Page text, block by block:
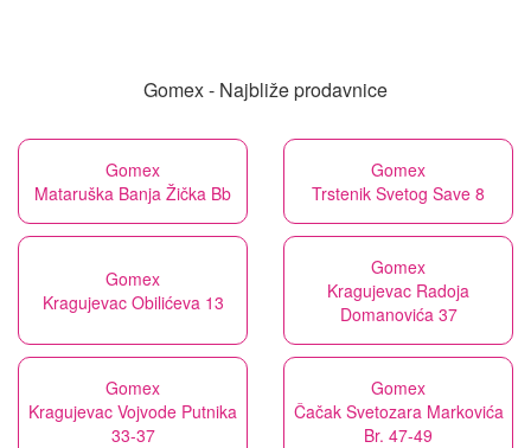
Gomex - Najbliže prodavnice
Gomex
Mataruška Banja Žička Bb
Gomex
Trstenik Svetog Save 8
Gomex
Kragujevac Obilićeva 13
Gomex
Kragujevac Radoja
Domanovića 37
Gomex
Kragujevac Vojvode Putnika
33-37
Gomex
Čačak Svetozara Markovića
Br. 47-49